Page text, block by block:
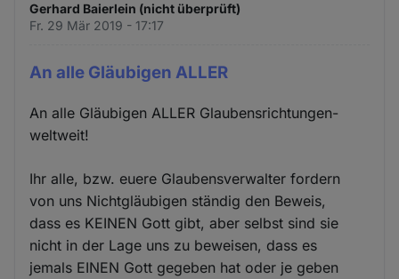
Gerhard Baierlein (nicht überprüft)
Fr. 29 Mär 2019 - 17:17
An alle Gläubigen ALLER
An alle Gläubigen ALLER Glaubensrichtungen-
weltweit!
Ihr alle, bzw. euere Glaubensverwalter fordern
von uns Nichtgläubigen ständig den Beweis,
dass es KEINEN Gott gibt, aber selbst sind sie
nicht in der Lage uns zu beweisen, dass es
jemals EINEN Gott gegeben hat oder je geben